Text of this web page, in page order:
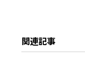
関連記事